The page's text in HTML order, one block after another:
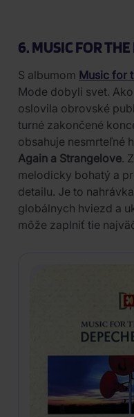
6. MUSIC FOR
S albumom Music for
Mode dobyli svet.
oslovila obrovské
turné zakončené
obsahuje nesmrteľné
Again a Strangelove.
melodicky bohatý a
detailu. Je to
globálnych hviezd a
môže zaplniť tie